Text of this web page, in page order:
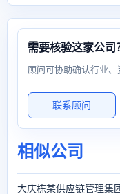
需要核验这家公司
顾问可协助确认行业、
联系顾问
相似公司
大庆栋某供应链管理集